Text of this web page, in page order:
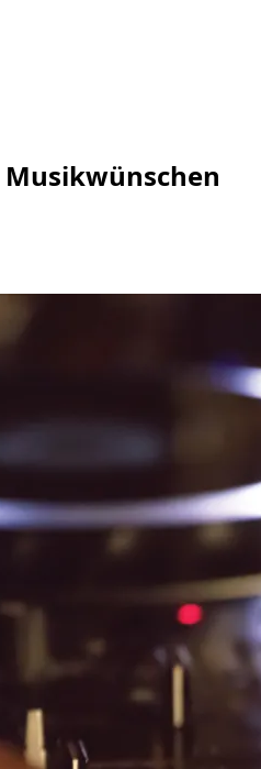
Musikwünschen